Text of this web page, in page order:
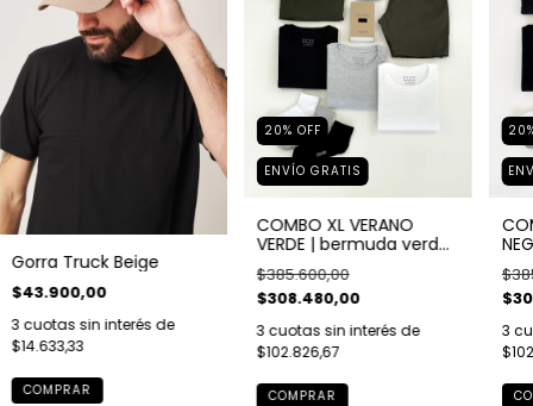
Gorra Truck Beige
$43.900,00
3 cuotas sin interés de
$14.633,33
20% OFF
ENVÍO GRATIS
COMBO XL VERANO
VERDE | bermuda verde |
malla verde | 3 remeras
| bóxer negro | gorra
negra | pack de medias
x3
$385.600,00
$308.480,00
3 cuotas sin interés de
$102.826,67
COMPRAR
20
|
3